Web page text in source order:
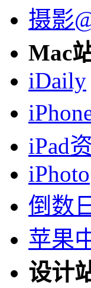
摄影
Mac
iDaily
iPad
iPhoto
倒数
苹果
设计